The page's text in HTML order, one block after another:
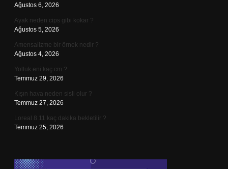
Ağustos 6, 2026
Ayak neden cips gibi kokar ?
Ağustos 5, 2026
Amensalizme bir örnek nedir ?
Ağustos 4, 2026
Yolluk eni kaç cm ?
Temmuz 29, 2026
Kışın hava neden sisli olur ?
Temmuz 27, 2026
Loreal 8.11 kaç dakika bekletilir ?
Temmuz 25, 2026